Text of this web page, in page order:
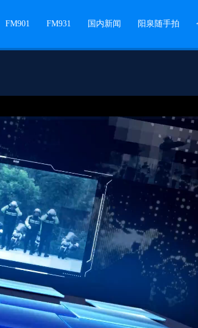
FM901 FM931 国内新闻 阳泉随手拍